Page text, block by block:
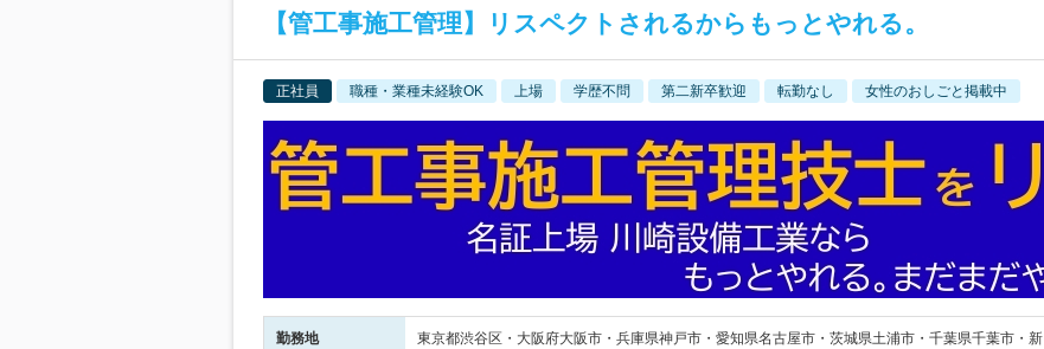
【管工事施工管理】リスペクトされるからもっとやれる。
正社員 職種・業種未経験OK 上場 学歴不問 第二新卒歓迎 転勤なし 女性のおしごと掲載中
勤務地
東京都渋谷区・大阪府大阪市・兵庫県神戸市・愛知県名古屋市・茨城県土浦市・千葉県千葉市・新